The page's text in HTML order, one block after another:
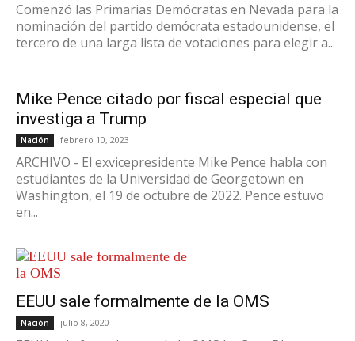
Comenzó las Primarias Demócratas en Nevada para la
nominación del partido demócrata estadounidense, el
tercero de una larga lista de votaciones para elegir a...
Mike Pence citado por fiscal especial que
investiga a Trump
Nación febrero 10, 2023
ARCHIVO - El exvicepresidente Mike Pence habla con
estudiantes de la Universidad de Georgetown en
Washington, el 19 de octubre de 2022. Pence estuvo
en...
EEUU sale formalmente de la OMS
Nación julio 8, 2020